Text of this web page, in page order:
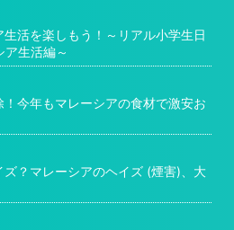
活を楽しもう！～リアル小学生日
生活編～
今年もマレーシアの食材で激安お
？マレーシアのヘイズ (煙害)、大